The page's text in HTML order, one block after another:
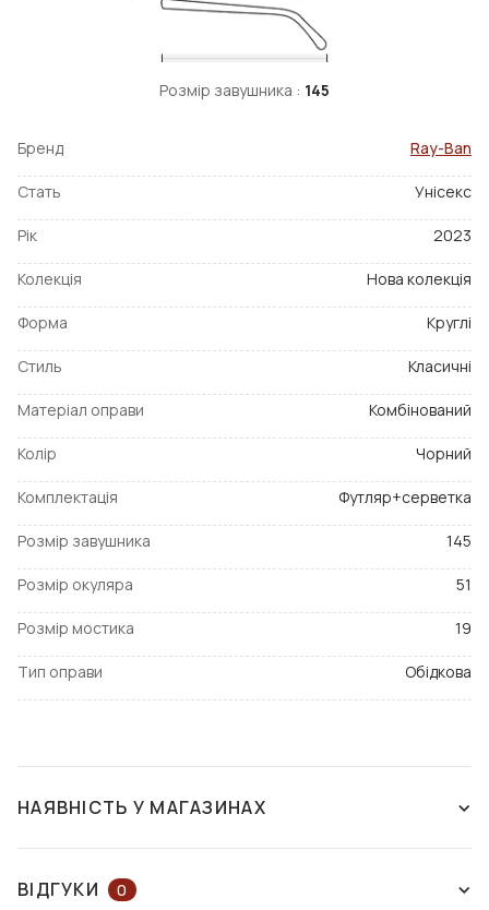
Розмір завушника : 145
Бренд Ray-Ban
Стать Унісекс
Рік 2023
Колекція Нова колекція
Форма Круглі
Стиль Класичні
Матеріал оправи Комбінований
Колір Чорний
Комплектація Футляр+серветка
Розмір завушника 145
Розмір окуляра 51
Розмір мостика 19
Тип оправи Обідкова
НАЯВНІСТЬ У МАГАЗИНАХ
ВІДГУКИ 0